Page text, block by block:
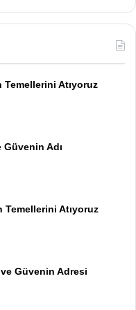
Temellerini Atıyoruz
Adı
Atıyoruz
Güvenin Adresi